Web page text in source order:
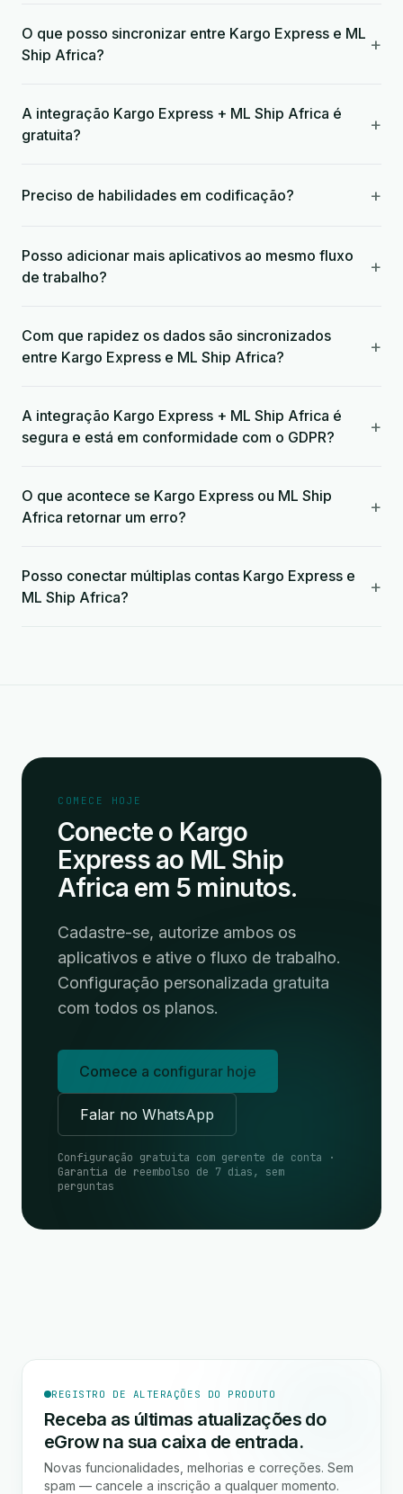
O que posso sincronizar entre Kargo Express e ML
Ship Africa?
+
A integração Kargo Express + ML Ship Africa é
gratuita?
+
Preciso de habilidades em codificação? +
Posso adicionar mais aplicativos ao mesmo fluxo
de trabalho?
+
Com que rapidez os dados são sincronizados
entre Kargo Express e ML Ship Africa?
+
A integração Kargo Express + ML Ship Africa é
segura e está em conformidade com o GDPR?
+
O que acontece se Kargo Express ou ML Ship
Africa retornar um erro?
+
Posso conectar múltiplas contas Kargo Express e
ML Ship Africa?
+
COMECE HOJE
Conecte o Kargo
Express ao ML Ship
Africa em 5 minutos.
Cadastre-se, autorize ambos os
aplicativos e ative o fluxo de trabalho.
Configuração personalizada gratuita
com todos os planos.
Comece a configurar hoje
Falar no WhatsApp
Configuração gratuita com gerente de conta ·
Garantia de reembolso de 7 dias, sem
perguntas
REGISTRO DE ALTERAÇÕES DO PRODUTO
Receba as últimas atualizações do
eGrow na sua caixa de entrada.
Novas funcionalidades, melhorias e correções. Sem
spam — cancele a inscrição a qualquer momento.